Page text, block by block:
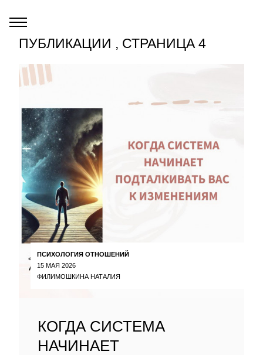
ПУБЛИКАЦИИ , СТРАНИЦА 4
ПСИХОЛОГИЯ ОТНОШЕНИЙ
15 МАЯ 2026
ФИЛИМОШКИНА НАТАЛИЯ
КОГДА СИСТЕМА
НАЧИНАЕТ